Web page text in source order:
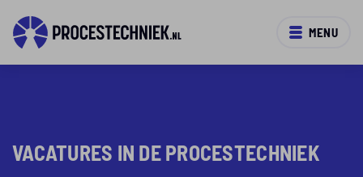
MENU
VACATURES IN DE PROCESTECHNIEK